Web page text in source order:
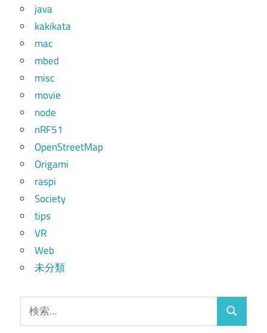
java
kakikata
mac
mbed
misc
movie
node
nRF51
OpenStreetMap
Origami
raspi
Society
tips
VR
Web
未分類
索:
検